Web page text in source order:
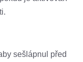
sešlápnul před